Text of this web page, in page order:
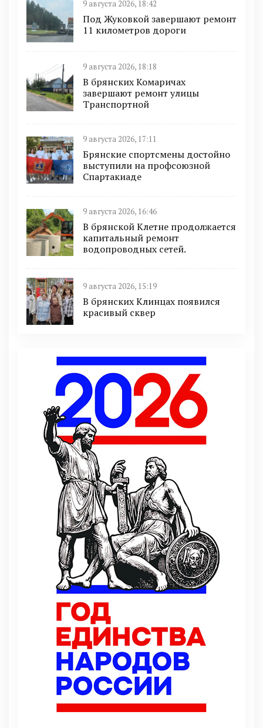
9 августа 2026, 18:42
Под Жуковкой завершают ремонт
11 километров дороги
9 августа 2026, 18:18
В брянских Комаричах
завершают ремонт улицы
Транспортной
9 августа 2026, 17:11
Брянские спортсмены достойно
выступили на профсоюзной
Спартакиаде
9 августа 2026, 16:46
В брянской Клетне продолжается
капитальный ремонт
водопроводных сетей.
9 августа 2026, 15:19
В брянских Клинцах появился
красивый сквер